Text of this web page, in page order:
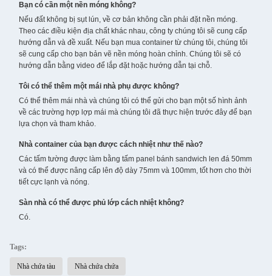
Bạn có cần một nền móng không?
Nếu đất không bị sụt lún, về cơ bản không cần phải đặt nền móng.
Theo các điều kiện địa chất khác nhau, công ty chúng tôi sẽ cung cấp
hướng dẫn và đề xuất. Nếu bạn mua container từ chúng tôi, chúng tôi
sẽ cung cấp cho bạn bản vẽ nền móng hoàn chỉnh. Chúng tôi sẽ có
hướng dẫn bằng video để lắp đặt hoặc hướng dẫn tại chỗ.
Tôi có thể thêm một mái nhà phụ được không?
Có thể thêm mái nhà và chúng tôi có thể gửi cho bạn một số hình ảnh
về các trường hợp lợp mái mà chúng tôi đã thực hiện trước đây để bạn
lựa chọn và tham khảo.
Nhà container của bạn được cách nhiệt như thế nào?
Các tấm tường được làm bằng tấm panel bánh sandwich len đá 50mm
và có thể được nâng cấp lên độ dày 75mm và 100mm, tốt hơn cho thời
tiết cực lạnh và nóng.
Sàn nhà có thể được phủ lớp cách nhiệt không?
Có.
Tags:
Nhà chứa tàu Nhà chứa chứa